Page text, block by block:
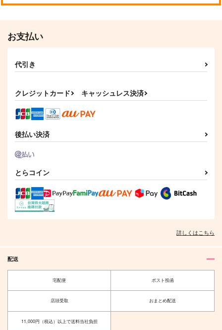
お支払い
代引き
クレジットカード キャッシュレス決済
後払い決済
とらコイン
詳しくはこちら
配送
宅配便 ポスト投函
店頭受取 おまとめ配送
11,000円（税込）以上で送料当社負担